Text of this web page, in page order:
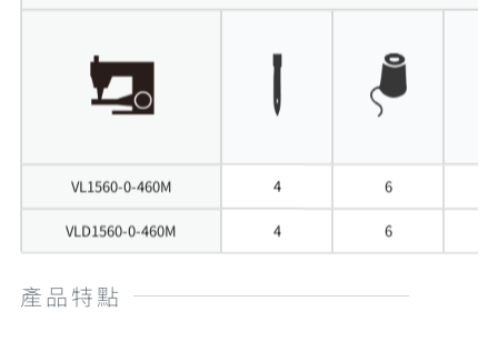
VL1560-0-460M 4 6
VLD1560-0-460M 4 6
產品特點